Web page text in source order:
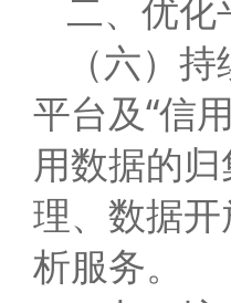
二、优化
（六）
平台及“信
用数据的
理、数据
析服务。